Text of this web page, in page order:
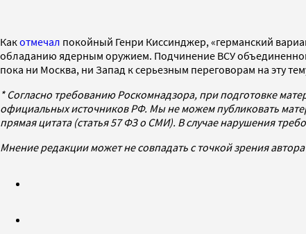
Какотмечал покойный Генри Киссинджер, «германский
обладанию ядерным оружием. Подчинение ВСУ
пока ни Москва, ни Запад к серьезным переговорам на эту
* Согласно требованию Роскомнадзора, при подготовке
официальных источников РФ. Мы не можем публиковать
прямая цитата (статья 57 ФЗ о СМИ). В случае нарушения
Мнение редакции может не совпадать с точкой зрения автора